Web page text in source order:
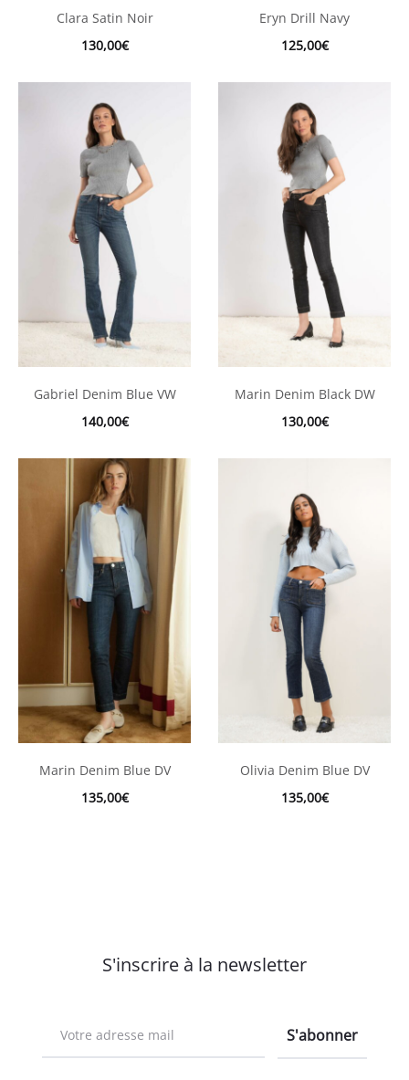
Clara Satin Noir
130,00€
Eryn Drill Navy
125,00€
Gabriel Denim Blue VW
140,00€
Marin Denim Black DW
130,00€
Marin Denim Blue DV
135,00€
Olivia Denim Blue DV
135,00€
S'inscrire à la newsletter